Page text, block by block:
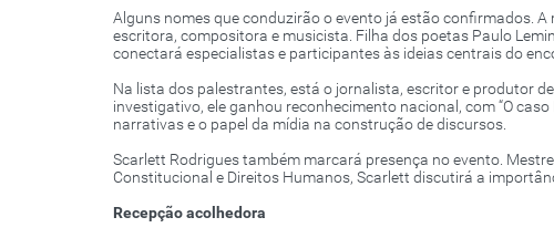
Alguns nomes que conduzirão o evento já estão confirmados.
escritora, compositora e musicista. Filha dos poetas Paulo
conectará especialistas e participantes às ideias centrais do
Na lista dos palestrantes, está o jornalista, escritor e produtor
investigativo, ele ganhou reconhecimento nacional, com “O
narrativas e o papel da mídia na construção de discursos.
Scarlett Rodrigues também marcará presença no evento.
Constitucional e Direitos Humanos, Scarlett discutirá a
Recepção acolhedora